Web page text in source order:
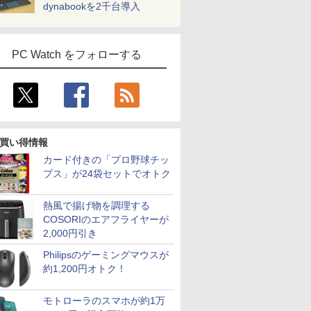
dynabookを2千台導入
PC Watch をフォローする
い得情報
カード付きの「プロ野球チッ
プス」が24袋セットでオトク
熱風で揚げ物を調理する
COSORIのエアフライヤーが
2,000円引き
Philipsのゲーミングマウスが
約1,200円オトク！
モトローラのスマホが約1万